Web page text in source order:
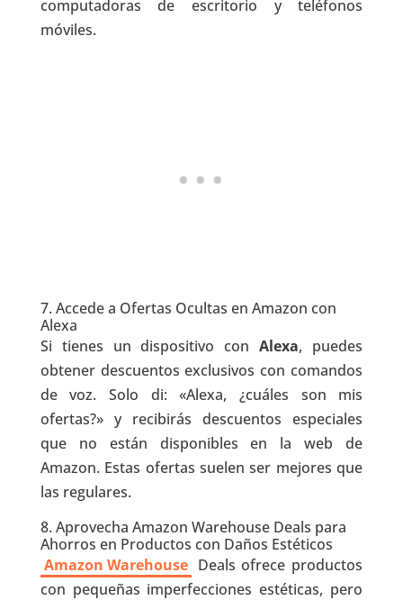
computadoras de escritorio y teléfonos
móviles.
7. Accede a Ofertas Ocultas en Amazon con
Alexa
Si tienes un dispositivo conAlexa, puedes
obtener descuentos exclusivos con comandos
de voz. Solo di: «Alexa, ¿cuáles son mis
ofertas?» y recibirás descuentos especiales
que no están disponibles en la web de
Amazon. Estas ofertas suelen ser mejores que
las regulares.
8. Aprovecha Amazon Warehouse Deals para
Ahorros en Productos con Daños Estéticos
Amazon Warehouse Deals ofrece productos
con pequeñas imperfecciones estéticas, pero